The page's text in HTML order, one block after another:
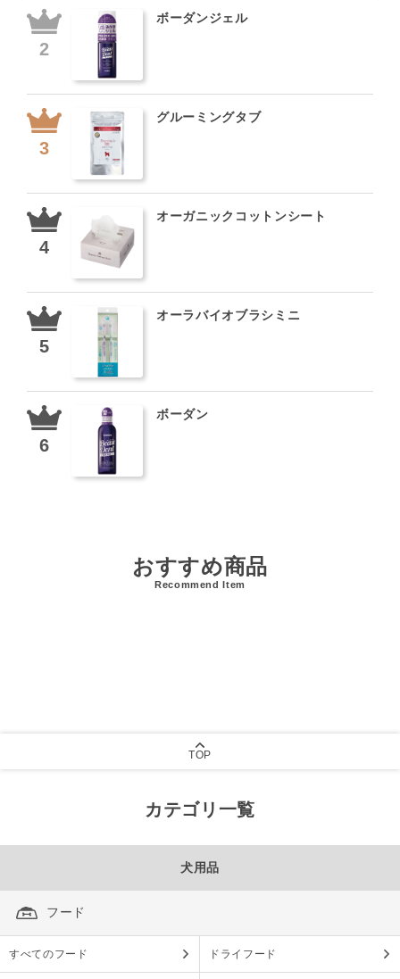
ボーダンジェル
グルーミングタブ
オーガニックコットンシート
オーラバイオブラシミニ
ボーダン
おすすめ商品
Recommend Item
TOP
カテゴリ一覧
犬用品
フード
すべてのフード ドライフード